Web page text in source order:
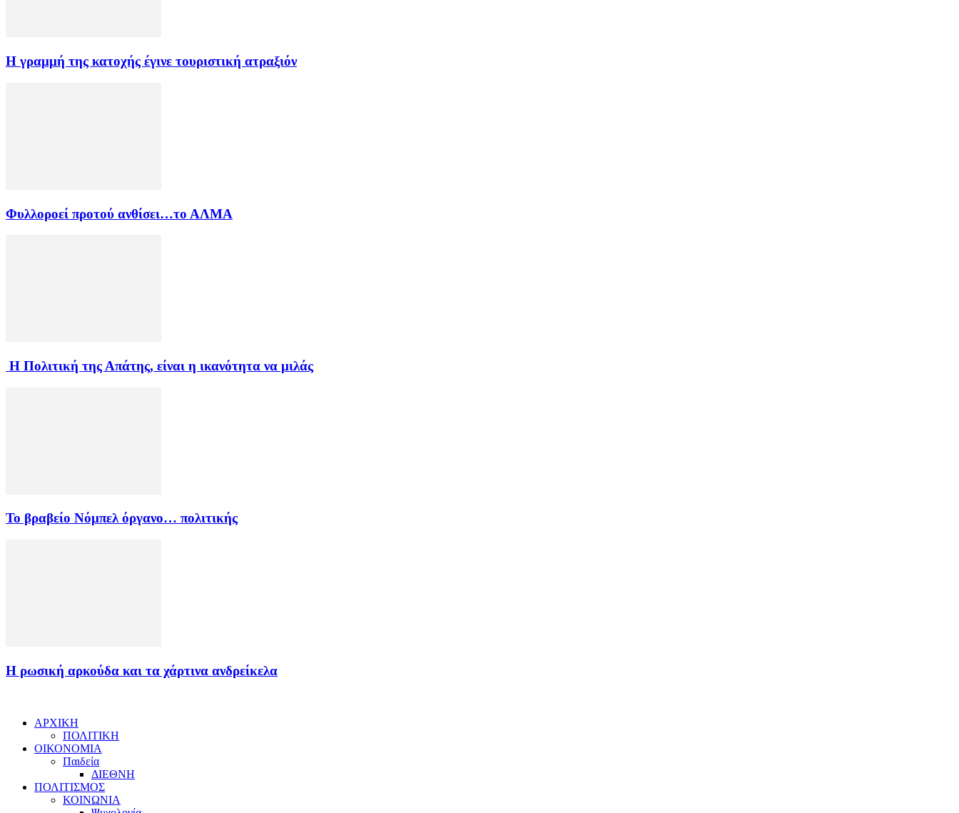
Η γραμμή της κατοχής έγινε τουριστική ατραξιόν
Φυλλοροεί προτού ανθίσει…το ΑΛΜΑ
Η Πολιτική της Απάτης, είναι η ικανότητα να μιλάς
Το βραβείο Nόμπελ όργανο… πολιτικής
Η ρωσική αρκούδα και τα χάρτινα ανδρείκελα
ΑΡΧΙΚΗ
ΠΟΛΙΤΙΚΗ
ΟΙΚΟΝΟΜΙΑ
Παιδεία
ΔΙΕΘΝΗ
ΠΟΛΙΤΙΣΜΟΣ
ΚΟΙΝΩΝΙΑ